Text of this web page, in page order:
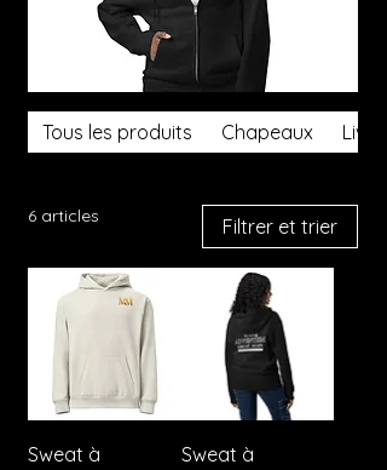
Tous les produits Chapeaux Livres
6 articles Filtrer et trier
Sweat à
Sweat à